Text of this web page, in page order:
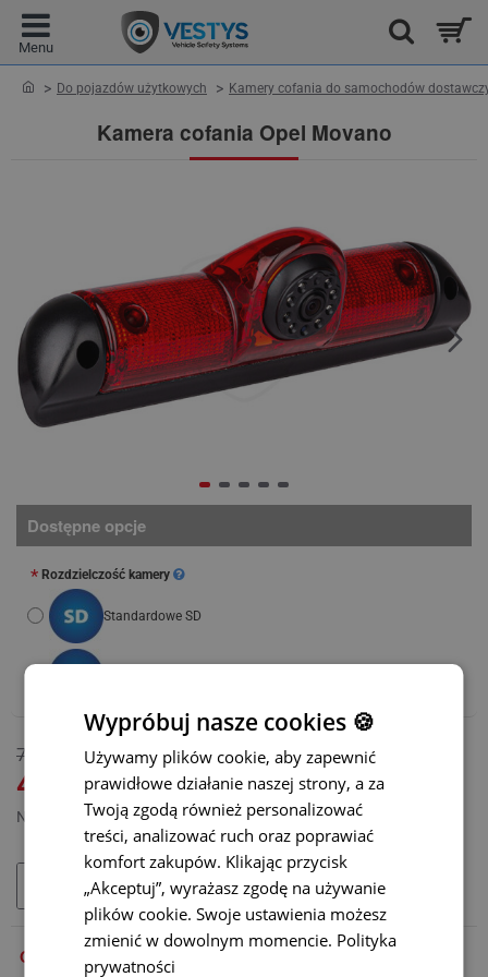
Kamera cofania Opel Movano
homeDo pojazdów użytkowych Kamery cofania do samochodów
470 zł
760 zł
Netto: 382,11 zł
MODEL: BC-001
Dostępne opcje
Rozdzielczość kamery
Standardowe SD
DODAJ DO KOSZYKA
OPIS
Wypróbuj nasze cookies 🍪
Używamy plików cookie, aby zapewnić
prawidłowe działanie naszej strony, a za
Twoją zgodą również personalizować
treści, analizować ruch oraz poprawiać
komfort zakupów. Klikając przycisk
„Akceptuj”, wyrażasz zgodę na używanie
plików cookie. Swoje ustawienia możesz
zmienić w dowolnym momencie. Polityka
prywatności